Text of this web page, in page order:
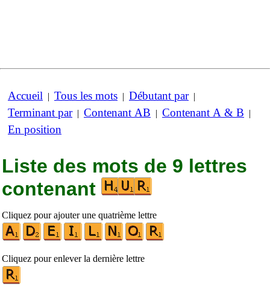
Accueil | Tous les mots | Débutant par|
Terminant par| Contenant AB | Contenant A & B |
En position
Liste des mots de 9 lettres
contenant
Cliquez pour ajouter une quatrième lettre
Cliquez pour enlever la dernière lettre